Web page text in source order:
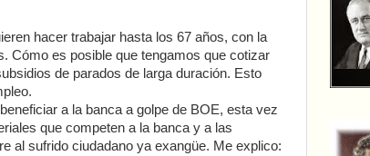
hacer trabajar hasta los 67 años, con la
Cómo es posible que tengamos que cotizar
de parados de larga duración. Esto
a la banca a golpe de BOE, esta vez
que competen a la banca y a las
al sufrido ciudadano ya exangüe. Me explico: